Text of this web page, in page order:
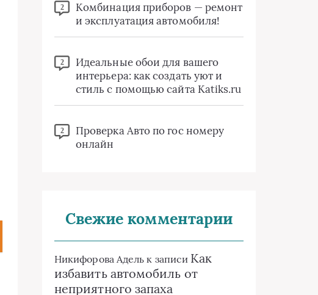
2
Комбинация приборов — ремонт
и эксплуатация автомобиля!
2
Идеальные обои для вашего
интерьера: как создать уют и
стиль с помощью сайта Katiks.ru
2
Проверка Авто по гос номеру
онлайн
Свежие комментарии
Никифорова Адель к записи Как
избавить автомобиль от
неприятного запаха